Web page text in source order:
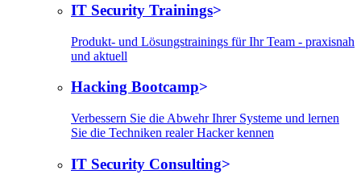
IT Security Trainings
Produkt- und Lösungstrainings für Ihr Team - praxisnah
und aktuell
Hacking Bootcamp
Verbessern Sie die Abwehr Ihrer Systeme und lernen
Sie die Techniken realer Hacker kennen
IT Security Consulting